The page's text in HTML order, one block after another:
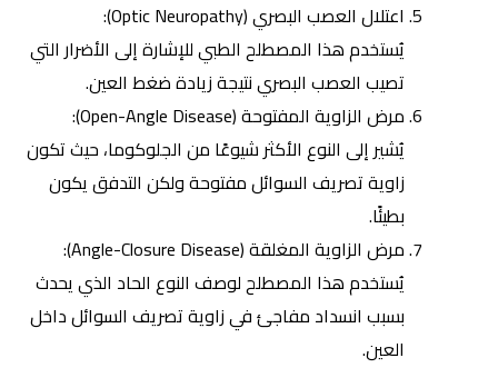
اعتلال العصب البصري (Optic Neuropathy):
يُستخدم هذا المصطلح الطبي للإشارة إلى الأضرار التي
تصيب العصب البصري نتيجة زيادة ضغط العين.
مرض الزاوية المفتوحة (Open-Angle Disease):
يُشير إلى النوع الأكثر شيوعًا من الجلوكوما، حيث تكون
زاوية تصريف السوائل مفتوحة ولكن التدفق يكون
بطيئًا.
مرض الزاوية المغلقة (Angle-Closure Disease):
يُستخدم هذا المصطلح لوصف النوع الحاد الذي يحدث
بسبب انسداد مفاجئ في زاوية تصريف السوائل داخل
العين.